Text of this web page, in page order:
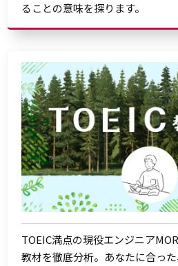
ることの意味を探ります。
TOEIC満点の現役エンジニア
教材を徹底分析。あなたに合っ